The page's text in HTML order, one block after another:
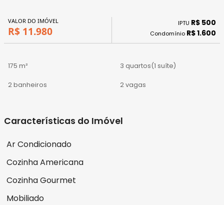
VALOR DO IMÓVEL
R$ 11.980
IPTU R$ 500
Condomínio R$ 1.600
175 m² 3 quartos(1 suíte)
2 banheiros 2 vagas
Características do Imóvel
Ar Condicionado
Cozinha Americana
Cozinha Gourmet
Mobiliado